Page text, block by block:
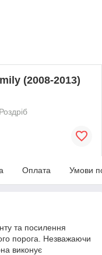
(2008-2013)
Роздріб
Оплата Умови
та посилення
порога. Незважаючи
виконує